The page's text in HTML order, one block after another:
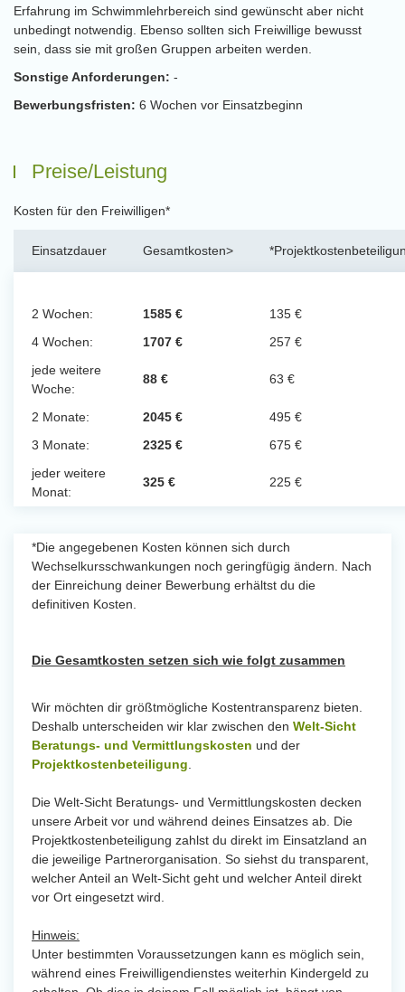
Erfahrung im Schwimmlehrbereich sind gewünscht aber nicht
unbedingt notwendig. Ebenso sollten sich Freiwillige bewusst
sein, dass sie mit großen Gruppen arbeiten werden.
Sonstige Anforderungen: -
Bewerbungsfristen: 6 Wochen vor Einsatzbeginn
Preise/Leistung
Kosten für den Freiwilligen*
Einsatzdauer Gesamtkosten>
2 Wochen: 1585 €
135 €
4 Wochen:
1707 €
257 €
jede weitere
Woche:
88 € 63 €
2 Monate: 2045 €
495 €
3 Monate:
2325 €
675 €
jeder weitere
Monat:
325 € 225 €
*Die angegebenen Kosten können sich durch
Wechselkursschwankungen noch geringfügig ändern. Nach
der Einreichung deiner Bewerbung erhältst du die
definitiven Kosten.
Die Gesamtkosten setzen sich wie folgt zusammen
Wir möchten dir größtmögliche Kostentransparenz bieten.
Deshalb unterscheiden wir klar zwischen den Welt-Sicht
Beratungs- und Vermittlungskosten und der
Projektkostenbeteiligung
Die Welt-Sicht Beratungs- und Vermittlungskosten decken
unsere Arbeit vor und während deines Einsatzes ab. Die
Projektkostenbeteiligung zahlst du direkt im Einsatzland an
die jeweilige Partnerorganisation. So siehst du transparent,
welcher Anteil an Welt-Sicht geht und welcher Anteil direkt
vor Ort eingesetzt wird.
Hinweis:
Unter bestimmten Voraussetzungen kann es möglich sein,
während eines Freiwilligendienstes weiterhin Kindergeld zu